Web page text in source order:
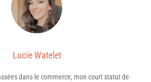
Lucie Watelet
dans le commerce, mon court statut de